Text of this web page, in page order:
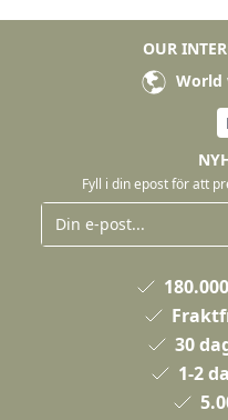
OUR
World
Fyll i din epost för att
30
1-2